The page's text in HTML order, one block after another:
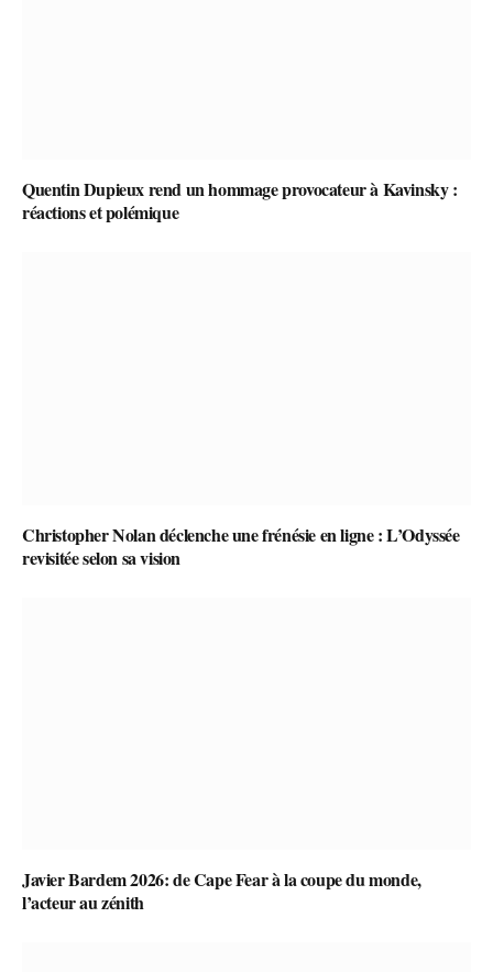
Quentin Dupieux rend un hommage provocateur à Kavinsky :
réactions et polémique
Christopher Nolan déclenche une frénésie en ligne : L’Odyssée
revisitée selon sa vision
Javier Bardem 2026: de Cape Fear à la coupe du monde,
l’acteur au zénith